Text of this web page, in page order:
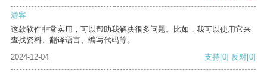
游客
这款软件非常实用，可以帮助我解决很多问题。比如，我可以使用它来
查找资料、翻译语言、编写代码等。
2024-12-04
支持[0] 反对[0]